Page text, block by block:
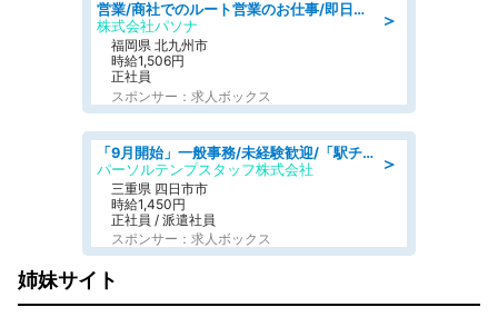
＞
営業/商社でのルート営業のお仕事/即日勤務可/車通勤可/営業
株式会社パソナ
福岡県 北九州市
時給1,506円
正社員
スポンサー：求人ボックス
＞
「9月開始」一般事務/未経験歓迎/「駅チカ×18時まで!」残業なし部内の1人事務@1,450円
パーソルテンプスタッフ株式会社
三重県 四日市市
時給1,450円
正社員 / 派遣社員
スポンサー：求人ボックス
姉妹サイト